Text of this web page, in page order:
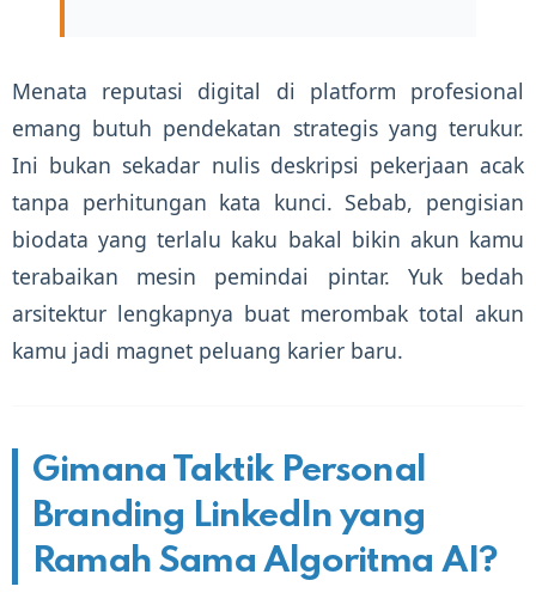
Menata reputasi digital di platform profesional
emang butuh pendekatan strategis yang terukur.
Ini bukan sekadar nulis deskripsi pekerjaan acak
tanpa perhitungan kata kunci. Sebab, pengisian
biodata yang terlalu kaku bakal bikin akun kamu
terabaikan mesin pemindai pintar. Yuk bedah
arsitektur lengkapnya buat merombak total akun
kamu jadi magnet peluang karier baru.
Gimana Taktik Personal
Branding LinkedIn yang
Ramah Sama Algoritma AI?